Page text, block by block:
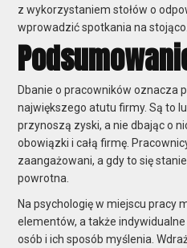
z wykorzystaniem stołów o
wprowadzić spotkania na stojąco.
Dbanie o pracowników oznacza
największego atutu firmy. Są to
przynoszą zyski, a nie dbając o
obowiązki i całą firmę.
zaangażowani, a gdy to się
powrotna.
Na psychologię w miejscu pracy
elementów, a także
osób i ich sposób myślenia.